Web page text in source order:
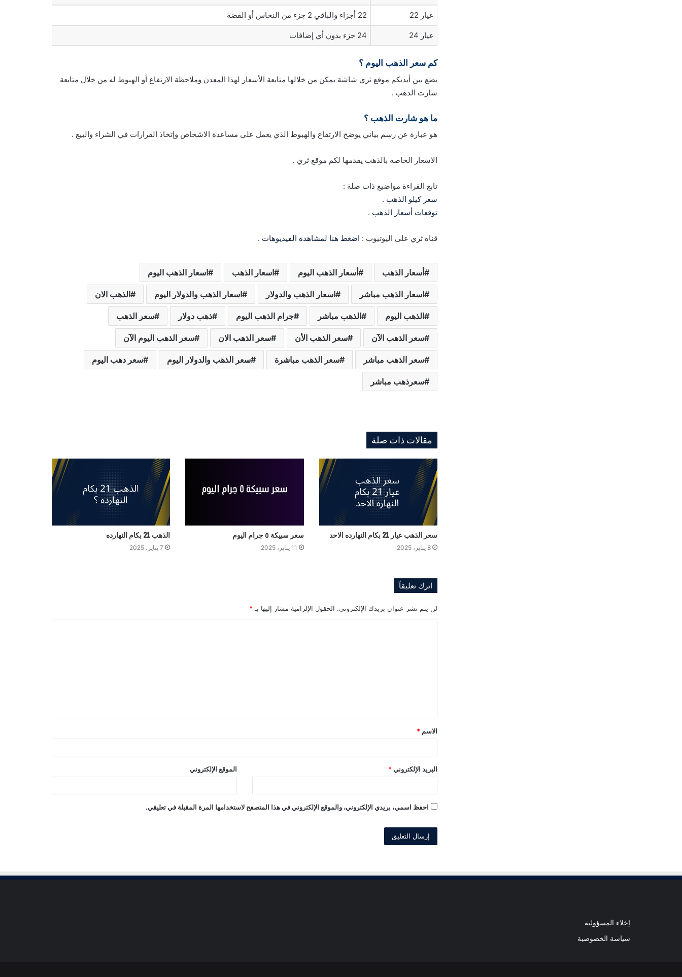
عيار 22 22 أجزاء والباقي 2 جزء من النحاس أو الفضة
عيار 24 24 جزء بدون أي إضافات
كم سعر الذهب اليوم ؟
يضع بين أيديكم موقع ثري شاشة يمكن من خلالها متابعة الأسعار لهذا المعدن وملاحظة الارتفاع أو الهبوط له من خلال متابعة
شارت الذهب .
ما هو شارت الذهب ؟
هو عبارة عن رسم بياني يوضح الارتفاع والهبوط الذي يعمل على مساعدة الاشخاص وإتخاذ القرارات في الشراء والبيع .
الاسعار الخاصة بالذهب يقدمها لكم موقع ثري .
تابع القراءة مواضيع ذات صلة :
سعر كيلو الذهب .
توقعات أسعار الذهب .
قناة ثري على اليوتيوب : اضغط هنا لمشاهدة الفيديوهات .
أسعار الذهب أسعار الذهب اليوم اسعار الذهب اسعار الذهب اليوم
اسعار الذهب مباشر اسعار الذهب والدولار اسعار الذهب والدولار اليوم الذهب الان
الذهب اليوم الذهب مباشر جرام الذهب اليوم ذهب دولار سعر الذهب
سعر الذهب الآن سعر الذهب الأن سعر الذهب الان سعر الذهب اليوم الآن
سعر الذهب مباشر سعر الذهب مباشرة سعر الذهب والدولار اليوم سعر دهب اليوم
سعرذهب مباشر
مقالات ذات صلة
سعر الذهب عيار 21 بكام النهارده الاحد
8 يناير، 2025
سعر سبيكة ٥ جرام اليوم
11 يناير، 2025
الذهب 21 بكام النهارده
7 يناير، 2025
اترك تعليقاً
لن يتم نشر عنوان بريدك الإلكتروني. الحقول الإلزامية مشار إليها بـ *
ق
*
الاسم *
البريد الإلكتروني * الموقع الإلكتروني
احفظ اسمي، بريدي الإلكتروني، والموقع الإلكتروني في هذا المتصفح لاستخدامها المرة المقبلة في تعليقي.
إخلاء المسؤولية
سياسة الخصوصية